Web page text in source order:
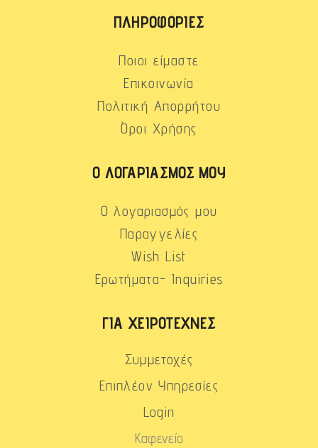
ΠΛΗΡΟΦΟΡΊΕΣ
Ποιοι είμαστε
Επικοινωνία
Πολιτική Απορρήτου
Όροι Χρήσης
Ο ΛΟΓΑΡΙΑΣΜΌΣ ΜΟΥ
Ο λογαριασμός μου
Παραγγελίες
Wish List
Ερωτήματα- Inquiries
ΓΙΑ ΧΕΙΡΟΤΈΧΝΕΣ
Συμμετοχές
Επιπλέον Υπηρεσίες
Login
Καφενείο